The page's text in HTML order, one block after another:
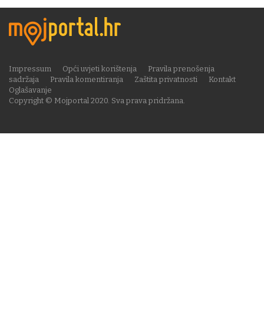
Copyright © Mojportal 2020. Sva prava pridržana.
Impressum Opći uvjeti korištenja
Pravila prenošenja
sadržaja
Pravila komentiranja Zaštita privatnosti
Kontakt
Oglašavanje